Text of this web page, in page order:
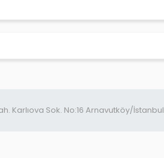
Karlıova Sok. No:16 Arnavutköy/İstanbul